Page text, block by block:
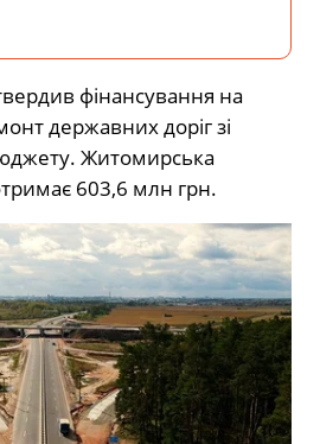
фінансування на
державних доріг зі
Житомирська
603,6 млн грн.